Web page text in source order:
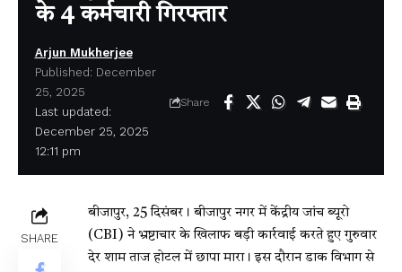
के 4 कर्मचारी गिरफ्तार
Last updated:
December 25, 2025
12:11 pm
Arjun Mukherjee
Published: December
25, 2025
Share
SHARE
बीजापुर, 25 दिसंबर। बीजापुर नगर में केंद्रीय जांच ब्यूरो
(CBI) ने भ्रष्टाचार के खिलाफ बड़ी कार्रवाई करते हुए गुरुवार
देर शाम ताज होटल में छापा मारा। इस दौरान डाक विभाग से